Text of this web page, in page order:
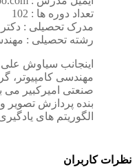
تعداد دوره ها : 102
مدرک تحصیلی :
رشته تحصیلی :
اینجانب سیاوش
مهندسی
صنعتی امیرکبیر می
بنده پردازش تصویر و
الگوریتم های
نظرات کاربران